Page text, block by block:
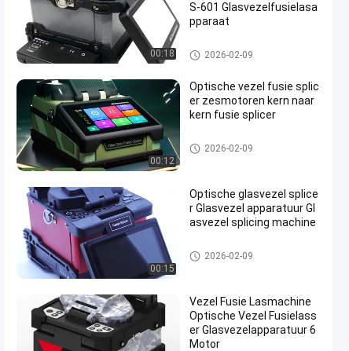
00:18
S-601 Glasvezelfusielasa
pparaat
Vezel Optisch Hulpmiddelen e
n Materiaal
2026-02-09
00:12
Optische vezel fusie splic
er zesmotoren kern naar
kern fusie splicer
Vezel Optisch Hulpmiddelen e
n Materiaal
2026-02-09
00:15
Optische glasvezel splice
r Glasvezel apparatuur Gl
asvezel splicing machine
Vezel Optisch Hulpmiddelen e
n Materiaal
2026-02-09
Vezel Fusie Lasmachine
Optische Vezel Fusielass
er Glasvezelapparatuur 6
Motor